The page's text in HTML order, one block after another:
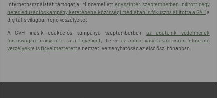
internethasználatát támogatja. Mindemellett egy szintén szeptemberben indított négy
hetes edukációs kampány keretében a közösségi médiában is fókuszba állította a GVH a
digitális világban rejlő veszélyeket.
A GVH másik edukációs kampánya szeptemberben az adataink védelmének
fontosságára irányította rá a figyelmet, illetveaz online vásárlások során felmerülő
veszélyekre is figyelmeztetetta nemzeti versenyhatóság az első őszi hónapban.